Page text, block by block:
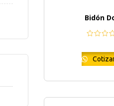
Bidón